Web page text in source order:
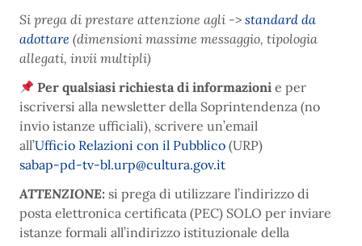
Si prega di prestare attenzione agli -> standard da
adottare (dimensioni massime messaggio, tipologia
allegati, invii multipli)
Per qualsiasi richiesta di informazioni e per
iscriversi alla newsletter della Soprintendenza (no
invio istanze ufficiali), scrivere un’email
all’Ufficio Relazioni con il Pubblico (URP)
sabap-pd-tv-bl.urp@cultura.gov.it
ATTENZIONE: si prega di utilizzare l’indirizzo di
posta elettronica certificata (PEC) SOLO per inviare
istanze formali all’indirizzo istituzionale della